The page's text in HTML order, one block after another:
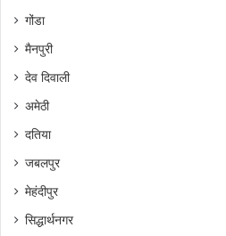
गोंडा
मैनपुरी
देव दिवाली
अमेठी
दतिया
जबलपुर
मेहंदीपुर
सिद्धार्थनगर